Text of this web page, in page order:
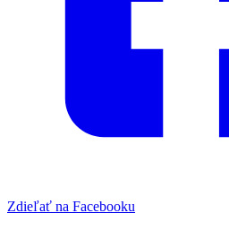
Zdieľať na Facebooku